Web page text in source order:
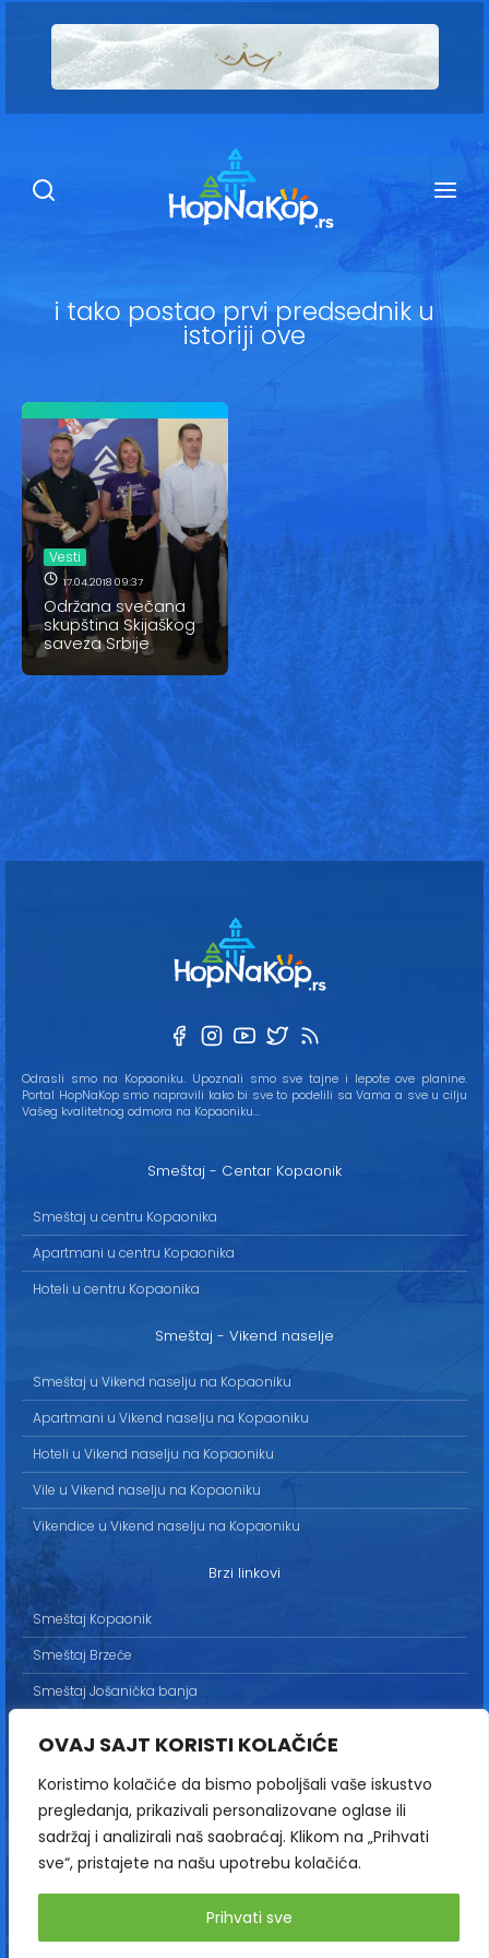
OVAJ SAJT KORISTI KOLAČIĆE
Koristimo kolačiće da bismo poboljšali vaše iskustvo
pregledanja, prikazivali personalizovane oglase ili
sadržaj i analizirali naš saobraćaj. Klikom na „Prihvati
sve“, pristajete na našu upotrebu kolačića.
Prihvati sve
Ugostiteljstvo
Kop Info
Ski info
i tako postao prvi predsednik u
istoriji ove
Vesti
17.04.2018 09:37
Održana svečana
skupština Skijaškog
saveza Srbije
Odrasli smo na Kopaoniku. Upoznali smo sve tajne i lepote ove planine.
Portal HopNaKop smo napravili kako bi sve to podelili sa Vama a sve u cilju
Vašeg kvalitetnog odmora na Kopaoniku...
Smeštaj - Centar Kopaonik
Smeštaj u centru Kopaonika
Apartmani u centru Kopaonika
Hoteli u centru Kopaonika
Smeštaj - Vikend naselje
Smeštaj u Vikend naselju na Kopaoniku
Apartmani u Vikend naselju na Kopaoniku
Hoteli u Vikend naselju na Kopaoniku
Vile u Vikend naselju na Kopaoniku
Vikendice u Vikend naselju na Kopaoniku
Brzi linkovi
Smeštaj Kopaonik
Smeštaj Brzeće
Smeštaj Jošanička banja
Kontakt
Sva prava zadržana / All rights reserved